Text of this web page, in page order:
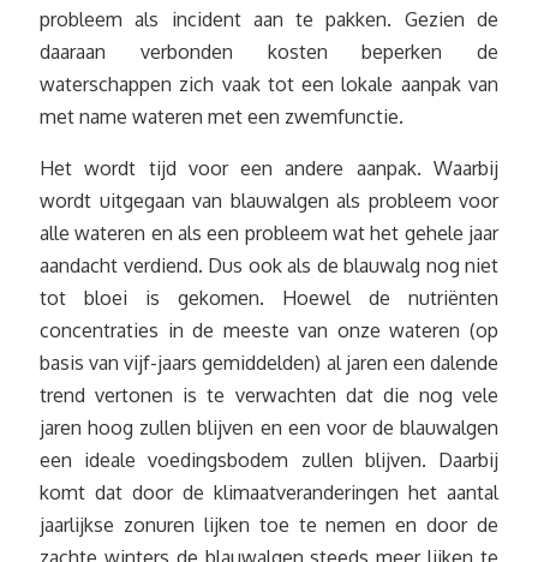
probleem als incident aan te pakken. Gezien de
daaraan verbonden kosten beperken de
waterschappen zich vaak tot een lokale aanpak van
met name wateren met een zwemfunctie.
Het wordt tijd voor een andere aanpak. Waarbij
wordt uitgegaan van blauwalgen als probleem voor
alle wateren en als een probleem wat het gehele jaar
aandacht verdiend. Dus ook als de blauwalg nog niet
tot bloei is gekomen. Hoewel de nutriënten
concentraties in de meeste van onze wateren (op
basis van vijf-jaars gemiddelden) al jaren een dalende
trend vertonen is te verwachten dat die nog vele
jaren hoog zullen blijven en een voor de blauwalgen
een ideale voedingsbodem zullen blijven. Daarbij
komt dat door de klimaatveranderingen het aantal
jaarlijkse zonuren lijken toe te nemen en door de
zachte winters de blauwalgen steeds meer lijken te